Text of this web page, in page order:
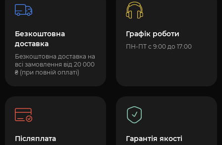
Безкоштовна
доставка
Безкоштовна доставка на
всі замовлення від 20 000
₴ (при повній оплаті)
Графік роботи
ПН-ПТ с 9:00 до 17:00
Післяплата Гарантія якості